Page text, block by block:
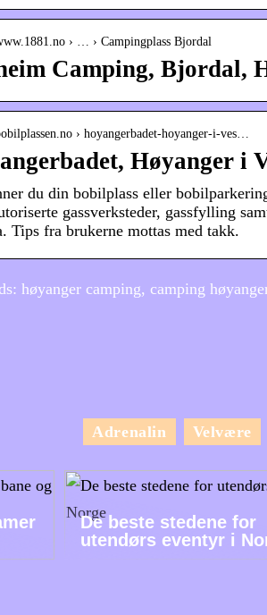
› … › Campingplass Bjordal
Camping, Bjordal,
› hoyangerbadet-hoyanger-i-ves…
Høyanger i
du din bobilplass eller
gassverksteder, gassfylling
Tips fra brukerne mottas med takk.
høyanger camping, camping
Adrenalin Velvære
De beste stedene for
utendørs eventyr i